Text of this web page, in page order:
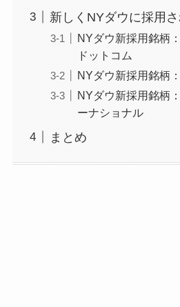
新しくNYダウに採用
NYダウ新採用銘柄
ドットコム
NYダウ新採用銘柄
NYダウ新採用銘柄
ーナショナル
まとめ